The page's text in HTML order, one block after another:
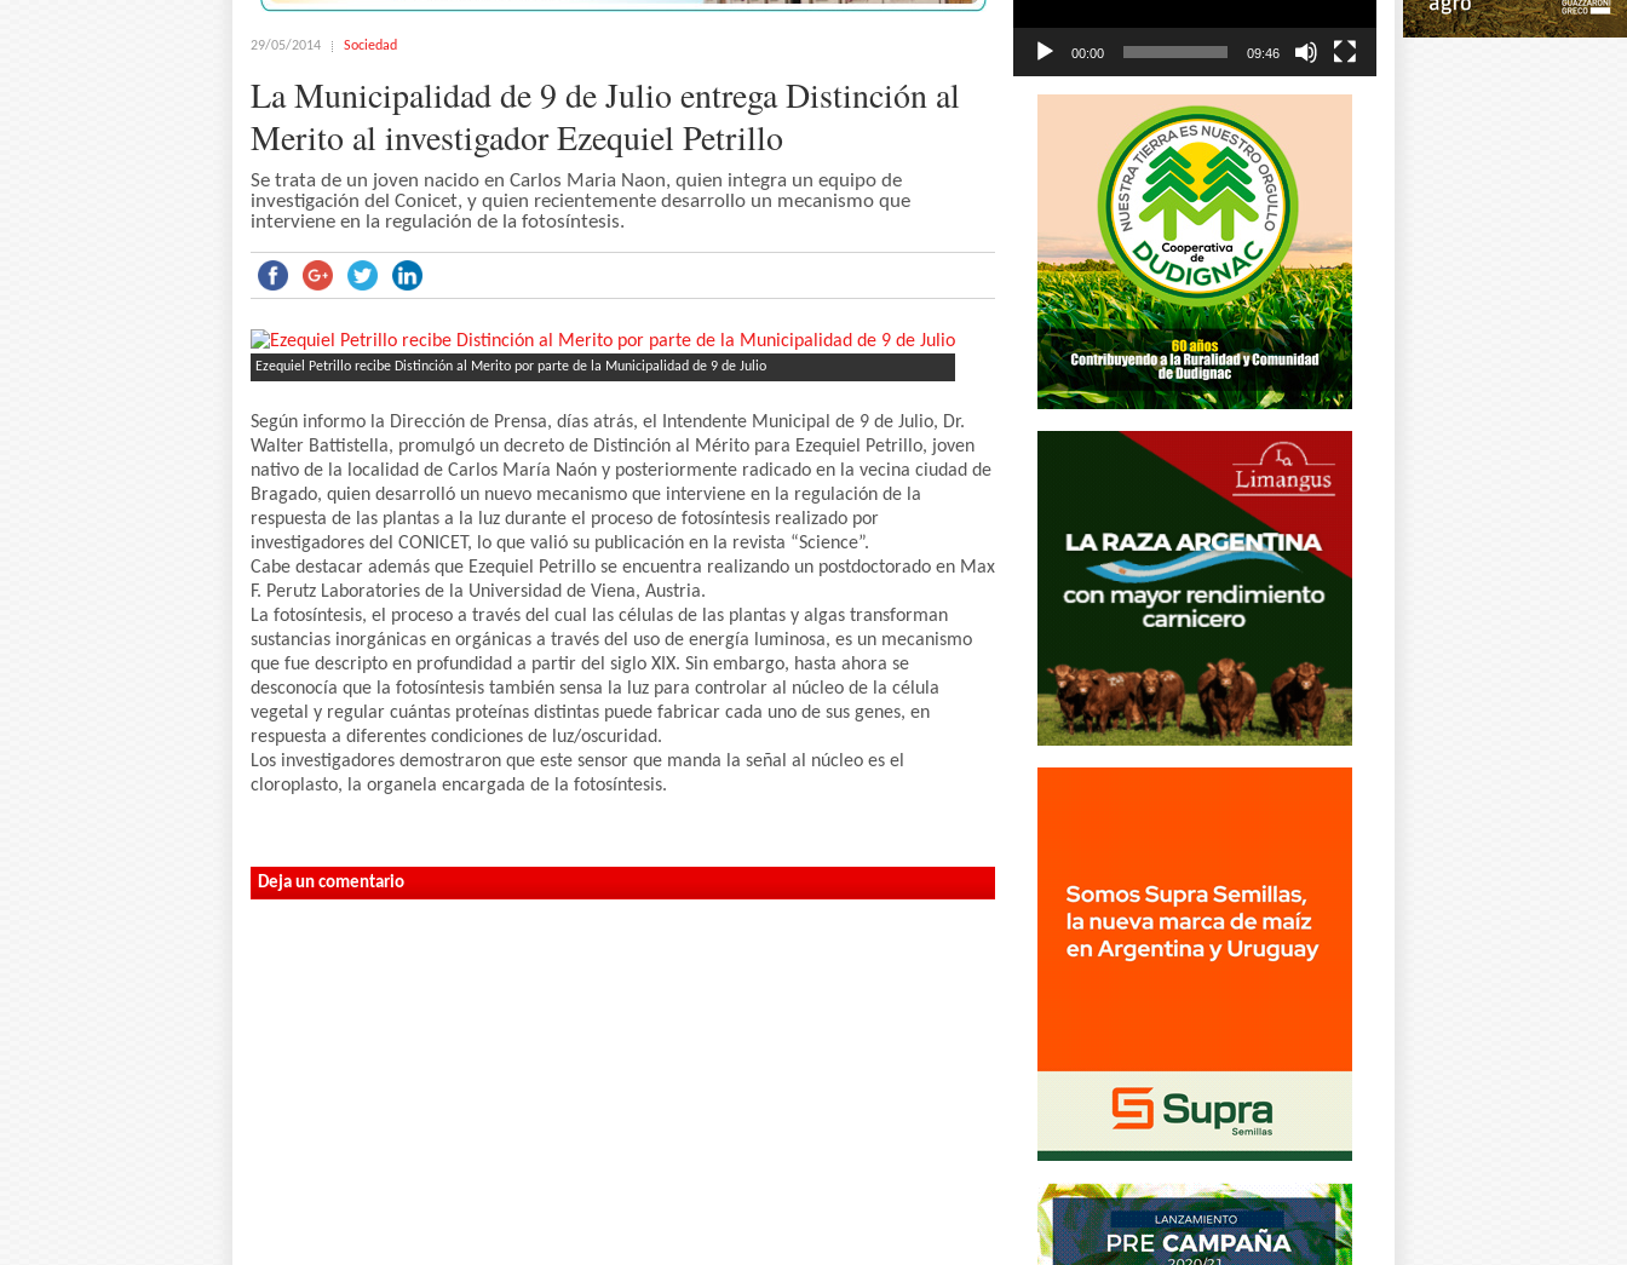
29/05/2014 Sociedad
La Municipalidad de 9 de Julio entrega Distinción al
Merito al investigador Ezequiel Petrillo
Se trata de un joven nacido en Carlos Maria Naon, quien integra un equipo de
investigación del Conicet, y quien recientemente desarrollo un mecanismo que
interviene en la regulación de la fotosíntesis.
Ezequiel Petrillo recibe Distinción al Merito por parte de la Municipalidad de 9 de Julio
Según informo la Dirección de Prensa, días atrás, el Intendente Municipal de 9 de Julio, Dr.
Walter Battistella, promulgó un decreto de Distinción al Mérito para Ezequiel Petrillo, joven
nativo de la localidad de Carlos María Naón y posteriormente radicado en la vecina ciudad de
Bragado, quien desarrolló un nuevo mecanismo que interviene en la regulación de la
respuesta de las plantas a la luz durante el proceso de fotosíntesis realizado por
investigadores del CONICET, lo que valió su publicación en la revista “Science”.
Cabe destacar además que Ezequiel Petrillo se encuentra realizando un postdoctorado en Max
F. Perutz Laboratories de la Universidad de Viena, Austria.
La fotosíntesis, el proceso a través del cual las células de las plantas y algas transforman
sustancias inorgánicas en orgánicas a través del uso de energía luminosa, es un mecanismo
que fue descripto en profundidad a partir del siglo XIX. Sin embargo, hasta ahora se
desconocía que la fotosíntesis también sensa la luz para controlar al núcleo de la célula
vegetal y regular cuántas proteínas distintas puede fabricar cada uno de sus genes, en
respuesta a diferentes condiciones de luz/oscuridad.
Los investigadores demostraron que este sensor que manda la señal al núcleo es el
cloroplasto, la organela encargada de la fotosíntesis.
Deja un comentario
00:00 09:46